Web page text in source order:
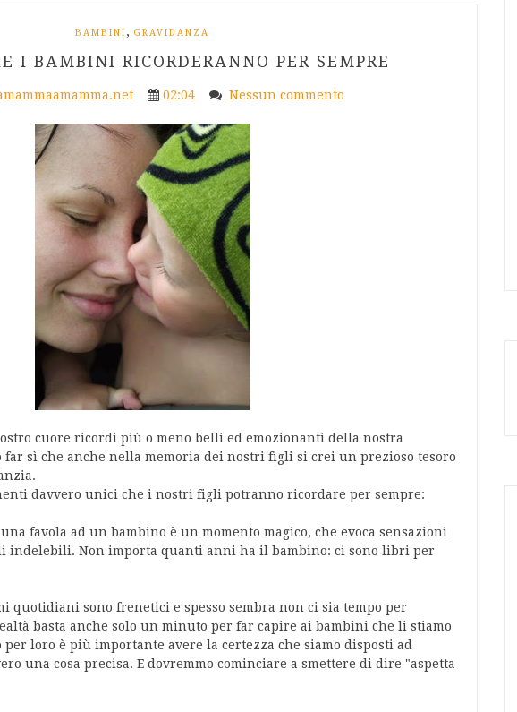
BAMBINI , GRAVIDANZA
I BAMBINI RICORDERANNO PER SEMPRE
02:04 Nessun commento
cuore ricordi più o meno belli ed emozionanti della nostra
far sì che anche nella memoria dei nostri figli si crei un prezioso tesoro
davvero unici che i nostri figli potranno ricordare per sempre:
favola ad un bambino è un momento magico, che evoca sensazioni
indelebili. Non importa quanti anni ha il bambino: ci sono libri per
quotidiani sono frenetici e spesso sembra non ci sia tempo per
basta anche solo un minuto per far capire ai bambini che li stiamo
per loro è più importante avere la certezza che siamo disposti ad
una cosa precisa. E dovremmo cominciare a smettere di dire "aspetta